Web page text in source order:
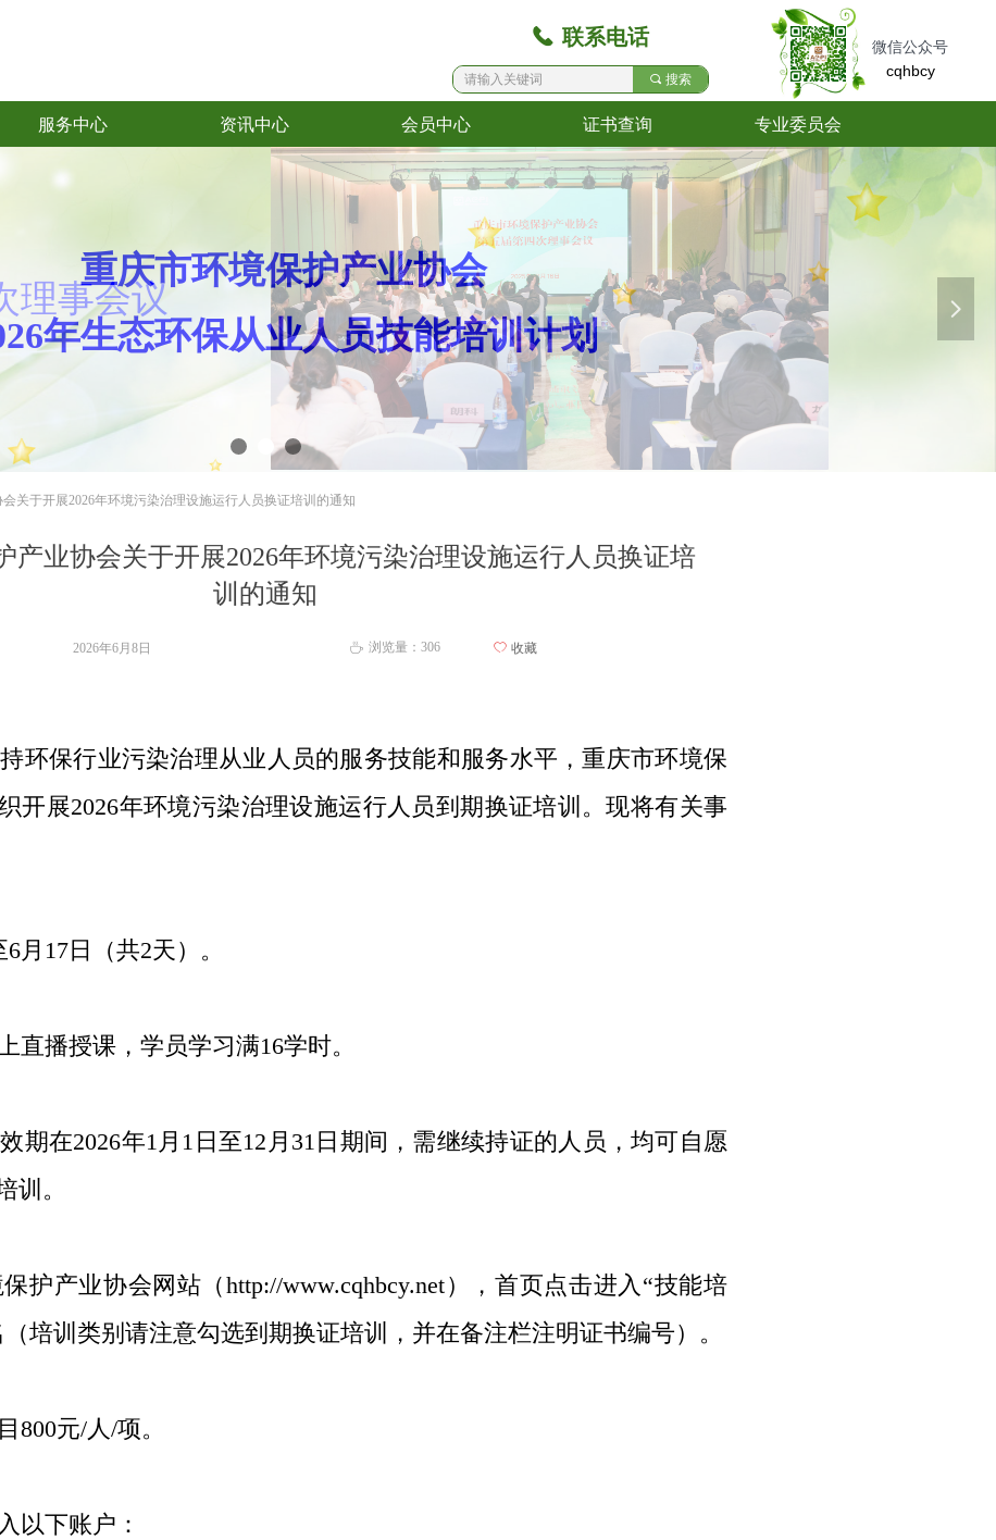
끠 搜索
끅 联系电话
微信公众号
cqhbcy
服务中心
服务中心
资讯中心
资讯中心
会员中心
会员中心
证书查询
证书查询
专业委员会
专业委员会
理事会议 넲
产业协会关于开展2026年环境污染治理设施运行人员换证培
训的通知
关于开展2026年环境污染治理设施运行人员换证培训的通知
环保行业污染治理从业人员的服务技能和服务水平，重庆市环境保
开展2026年环境污染治理设施运行人员到期换证培训。现将有关事
6月 17日（共2天）。
直播授课，学员学习满16学时。
期在2026年1月 1 日至12 月 31日期间，需继续持证的人员，均可自愿
训。
护产业协会网站（http://www.cqhbcy.net），首页点击进入“技能培
培训类别请注意勾选到期换证培训，并在备注栏注明证书编号）。
800元/人/项。
以下账户：
2026年6月8日 ꄘ 浏览量： 306 ꄀ 收藏